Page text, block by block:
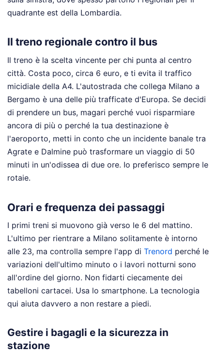
quadrante est della Lombardia.
Il treno regionale contro il bus
Il treno è la scelta vincente per chi punta al centro
città. Costa poco, circa 6 euro, e ti evita il traffico
micidiale della A4. L'autostrada che collega Milano a
Bergamo è una delle più trafficate d'Europa. Se decidi
di prendere un bus, magari perché vuoi risparmiare
ancora di più o perché la tua destinazione è
l'aeroporto, metti in conto che un incidente banale tra
Agrate e Dalmine può trasformare un viaggio di 50
minuti in un'odissea di due ore. Io preferisco sempre le
rotaie.
Orari e frequenza dei passaggi
I primi treni si muovono già verso le 6 del mattino.
L'ultimo per rientrare a Milano solitamente è intorno
alle 23, ma controlla sempre l'app di Trenord perché le
variazioni dell'ultimo minuto o i lavori notturni sono
all'ordine del giorno. Non fidarti ciecamente dei
tabelloni cartacei. Usa lo smartphone. La tecnologia
qui aiuta davvero a non restare a piedi.
Gestire i bagagli e la sicurezza in
stazione